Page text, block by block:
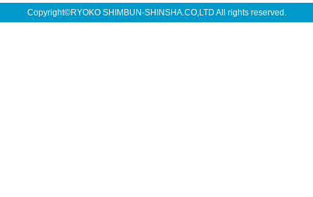
Copyright©RYOKO SHIMBUN-SHINSHA.CO,LTD All rights reserved.